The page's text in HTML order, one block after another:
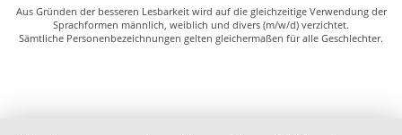
Aus Gründen der besseren Lesbarkeit wird auf die gleichzeitige Verwendung der
Sprachformen männlich, weiblich und divers (m/w/d) verzichtet.
Sämtliche Personenbezeichnungen gelten gleichermaßen für alle Geschlechter.